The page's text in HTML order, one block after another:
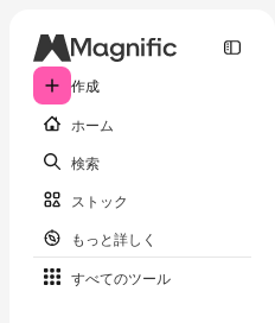
作成
ホーム
検索
ストック
もっと詳しく
すべてのツール